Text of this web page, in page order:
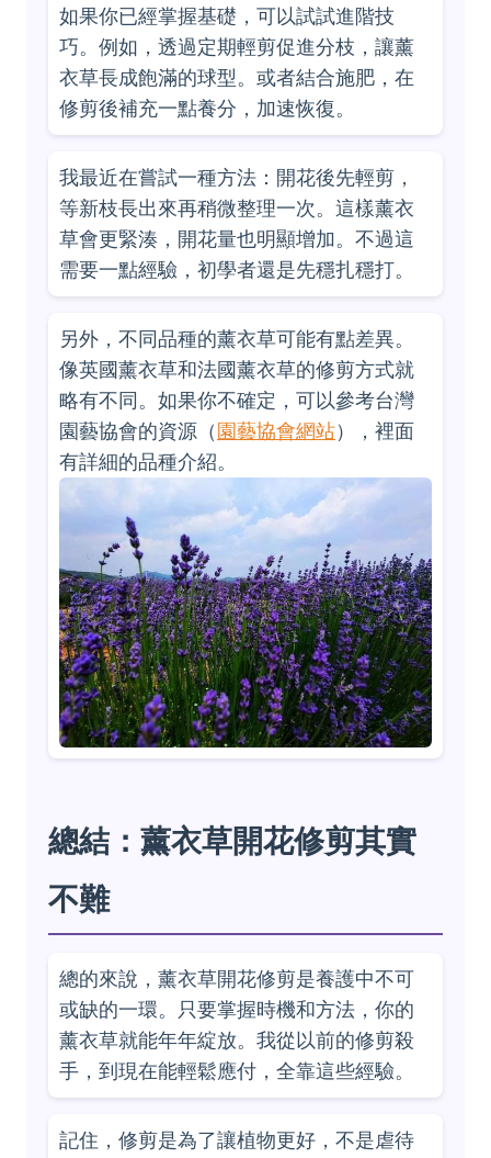
如果你已經掌握基礎，可以試試進階技
巧。例如，透過定期輕剪促進分枝，讓薰
衣草長成飽滿的球型。或者結合施肥，在
修剪後補充一點養分，加速恢復。
我最近在嘗試一種方法：開花後先輕剪，
等新枝長出來再稍微整理一次。這樣薰衣
草會更緊湊，開花量也明顯增加。不過這
需要一點經驗，初學者還是先穩扎穩打。
另外，不同品種的薰衣草可能有點差異。
像英國薰衣草和法國薰衣草的修剪方式就
略有不同。如果你不確定，可以參考台灣
園藝協會的資源（ 園藝協會網站），裡面
有詳細的品種介紹。
總結：薰衣草開花修剪其實
不難
總的來說，薰衣草開花修剪是養護中不可
或缺的一環。只要掌握時機和方法，你的
薰衣草就能年年綻放。我從以前的修剪殺
手，到現在能輕鬆應付，全靠這些經驗。
記住，修剪是為了讓植物更好，不是虐待